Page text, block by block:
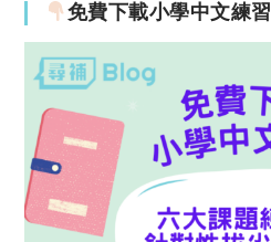
免費下載小學中文練習